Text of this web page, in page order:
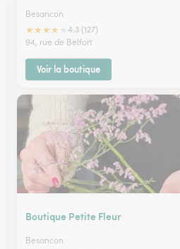
Besancon
★★★★
4.3 (127)
94, rue de Belfort
Voir la boutique
Boutique Petite Fleur
Besancon